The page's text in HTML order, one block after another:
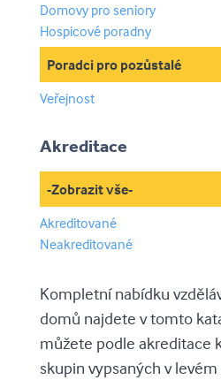
Domovy pro seniory
Hospicové poradny
Poradci pro pozůstalé
Veřejnost
Akreditace
-Zobrazit vše-
Akreditované
Neakreditované
Kompletní nabídku
domů najdete v tomto
můžete podle akreditace
skupin vypsaných v